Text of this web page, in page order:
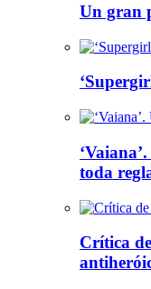
Un gran
toda
Crítica